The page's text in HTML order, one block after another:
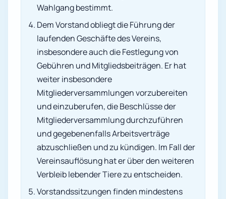
Wahlgang bestimmt.
Dem Vorstand obliegt die Führung der
laufenden Geschäfte des Vereins,
insbesondere auch die Festlegung von
Gebühren und Mitgliedsbeiträgen. Er hat
weiter insbesondere
Mitgliederversammlungen vorzubereiten
und einzuberufen, die Beschlüsse der
Mitgliederversammlung durchzuführen
und gegebenenfalls Arbeitsverträge
abzuschließen und zu kündigen. Im Fall der
Vereinsauflösung hat er über den weiteren
Verbleib lebender Tiere zu entscheiden.
Vorstandssitzungen finden mindestens